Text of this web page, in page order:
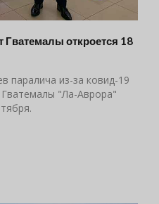
откроется 18
паралича из-за ковид-19
"Ла-Аврора"